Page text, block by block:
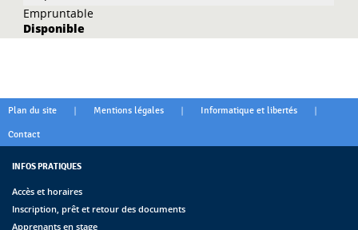
Empruntable
Disponible
Plan du site | Mentions légales | Informatique et libertés |
Contact
INFOS PRATIQUES
Accès et horaires
Inscription, prêt et retour des documents
Apprenants en stage